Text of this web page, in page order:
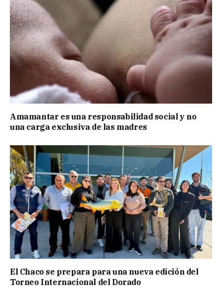
Amamantar es una responsabilidad social y no
una carga exclusiva de las madres
El Chaco se prepara para una nueva edición del
Torneo Internacional del Dorado